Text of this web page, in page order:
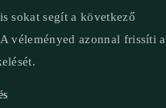
sokat segít a következő
véleményed azonnal frissíti a